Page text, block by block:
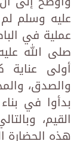
عليه وسلم
عملية في
صلى الله
أولى عناية
والصدق،
بدأوا في
القيم،
هذه الحضارة